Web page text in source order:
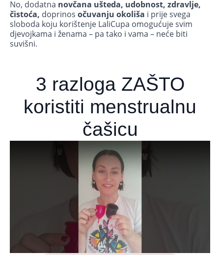
No, dodatna novčana ušteda, udobnost, zdravlje,
čistoća, doprinos očuvanju okoliša i prije svega
sloboda koju korištenje LaliCupa omogućuje svim
djevojkama i ženama – pa tako i vama – neće biti
suvišni.
3 razloga ZAŠTO
koristiti menstrualnu
čašicu